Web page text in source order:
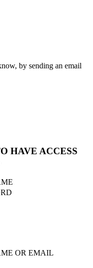
by sending an email
HAVE ACCESS
OR EMAIL